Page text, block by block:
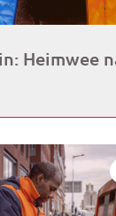
Heimwee